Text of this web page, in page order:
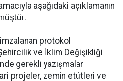
aşağıdaki açıklamanın
protokol
ve İklim Değişikliği
gerekli yazışmalar
projeler, zemin etütleri ve